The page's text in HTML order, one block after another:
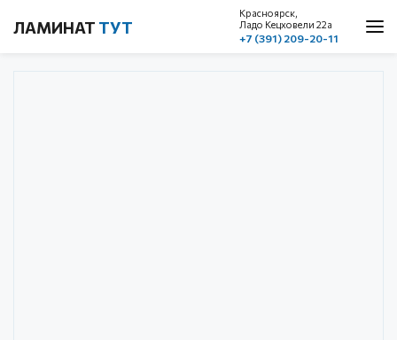
ЛАМИНАТ ТУТ
Красноярск,
Ладо Кецховели 22a
+7 (391) 209-20-11